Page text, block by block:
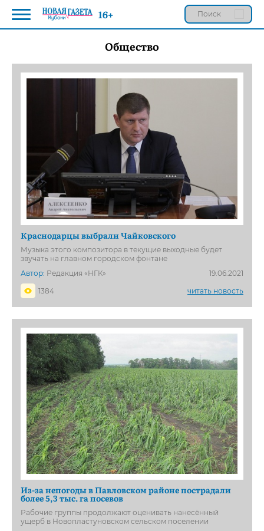
Общество
Краснодарцы выбрали Чайковского
Музыка этого композитора в текущие выходные будет
звучать на главном городском фонтане
Автор: Редакция «НГК»
19.06.2021
1384
читать новость
Из-за непогоды в Павловском районе пострадали
более 5,3 тыс. га посевов
Рабочие группы продолжают оценивать нанесённый
ущерб в Новопластуновском сельском поселении
16+